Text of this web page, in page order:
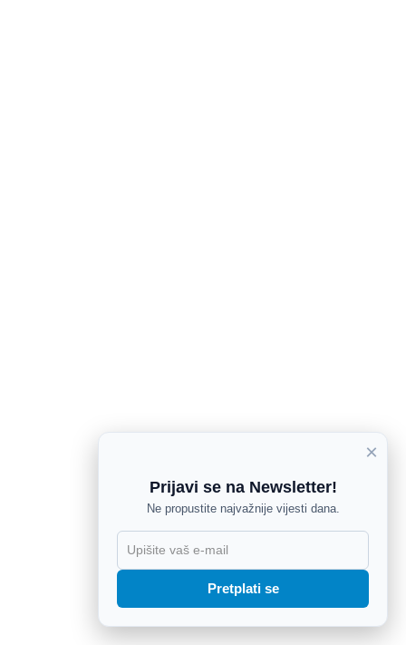
×
Prijavi se na Newsletter!
Ne propustite najvažnije vijesti dana.
Pretplati se